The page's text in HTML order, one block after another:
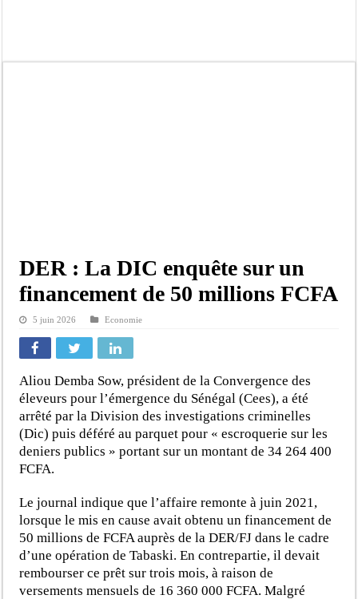
DER : La DIC enquête sur un
financement de 50 millions FCFA
5 juin 2026 Economie
Aliou Demba Sow, président de la Convergence des
éleveurs pour l’émergence du Sénégal (Cees), a été
arrêté par la Division des investigations criminelles
(Dic) puis déféré au parquet pour « escroquerie sur les
deniers publics » portant sur un montant de 34 264 400
FCFA.
Le journal indique que l’affaire remonte à juin 2021,
lorsque le mis en cause avait obtenu un financement de
50 millions de FCFA auprès de la DER/FJ dans le cadre
d’une opération de Tabaski. En contrepartie, il devait
rembourser ce prêt sur trois mois, à raison de
versements mensuels de 16 360 000 FCFA. Malgré